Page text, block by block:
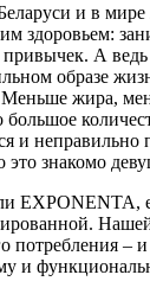
и в
здоровьем:
привычек. А
образе
Меньше жира,
большое
и неправильно
это знакомо
потребления –
и